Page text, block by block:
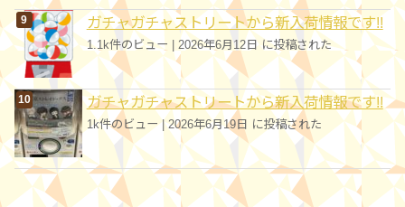
ガチャガチャストリートから新入荷情報です!!
1.1k件のビュー | 2026年6月12日 に投稿された
ガチャガチャストリートから新入荷情報です!!
1k件のビュー|2026年6月19日 に投稿された